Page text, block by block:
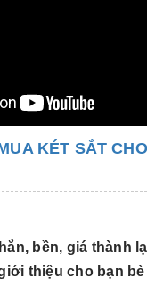
KÉT SẮT
bền, giá thành
thiệu cho bạn